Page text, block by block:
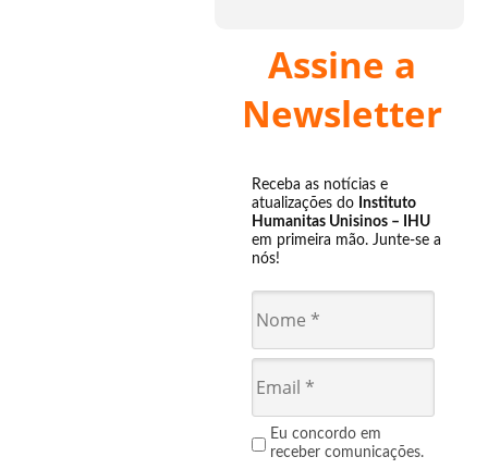
Assine a
Newsletter
Receba as notícias e
atualizações do Instituto
Humanitas Unisinos – IHU
em primeira mão. Junte-se a
nós!
Eu concordo em
receber comunicações.